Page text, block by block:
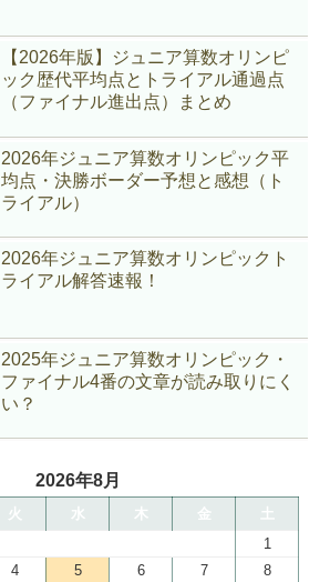
【2026年版】ジュニア算数オリンピ
ック歴代平均点とトライアル通過点
（ファイナル進出点）まとめ
2026年ジュニア算数オリンピック平
均点・決勝ボーダー予想と感想（ト
ライアル）
2026年ジュニア算数オリンピックト
ライアル解答速報！
2025年ジュニア算数オリンピック・
ファイナル4番の文章が読み取りにく
い？
2026年8月
火 水 木 金
土
1
4 5 6 7
8